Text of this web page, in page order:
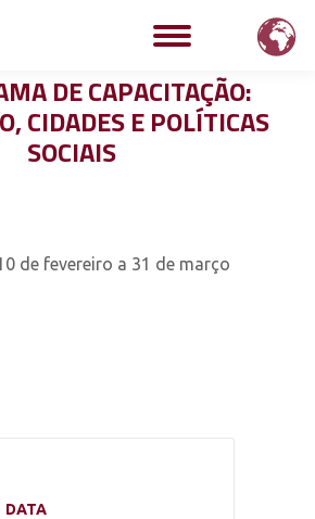
DE CAPACITAÇÃO:
CIDADES E POLÍTICAS
SOCIAIS
de fevereiro a 31 de março
DATA